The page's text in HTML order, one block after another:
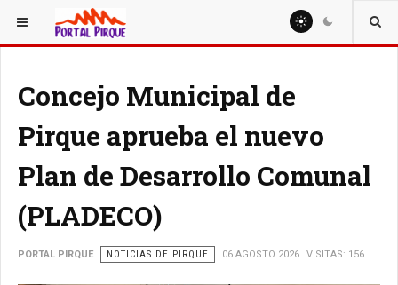
ESTÁ AQUÍ: NOTICIAS
Concejo Municipal de
Pirque aprueba el nuevo
Plan de Desarrollo Comunal
(PLADECO)
PORTAL PIRQUE NOTICIAS DE PIRQUE 06 AGOSTO 2026 VISITAS: 156